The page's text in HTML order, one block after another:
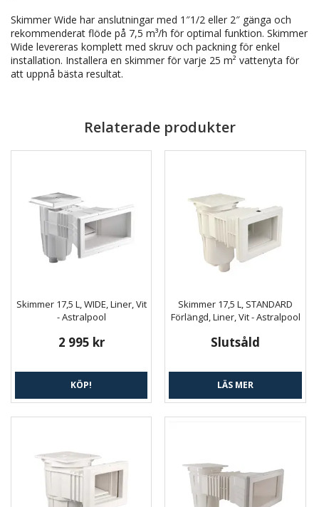
Skimmer Wide har anslutningar med 1″1/2 eller 2″ gänga och
rekommenderat flöde på 7,5 m³/h för optimal funktion. Skimmer
Wide levereras komplett med skruv och packning för enkel
installation. Installera en skimmer för varje 25 m² vattenyta för
att uppnå bästa resultat.
Relaterade produkter
Skimmer 17,5 L, WIDE, Liner, Vit
- Astralpool
2 995 kr
KÖP!
Skimmer 17,5 L, STANDARD
Förlängd, Liner, Vit - Astralpool
Slutsåld
LÄS MER